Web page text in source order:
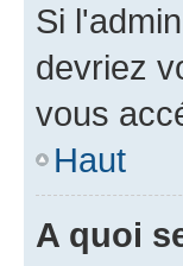
Si
devriez
vous
Haut
A quoi